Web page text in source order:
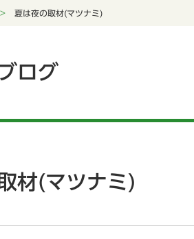
夏は夜の取材(マツナミ)
ログ
材(マツナミ)